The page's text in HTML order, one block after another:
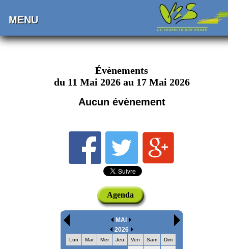
MENU
Évènements
du 11 Mai 2026 au 17 Mai 2026
Aucun évènement
Agenda
MAI
2026
Lun Mar Mer Jeu Ven Sam Dim